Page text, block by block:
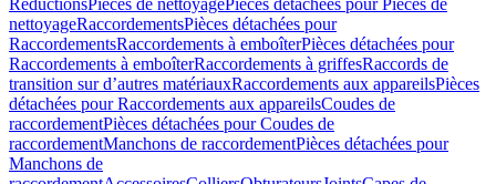
RéductionsPièces de nettoyagePièces détachées pour Pièces de
nettoyageRaccordementsPièces détachées pour
RaccordementsRaccordements à emboîterPièces détachées pour
Raccordements à emboîterRaccordements à griffesRaccords de
transition sur d’autres matériauxRaccordements aux appareilsPièces
détachées pour Raccordements aux appareilsCoudes de
raccordementPièces détachées pour Coudes de
raccordementManchons de raccordementPièces détachées pour
Manchons de